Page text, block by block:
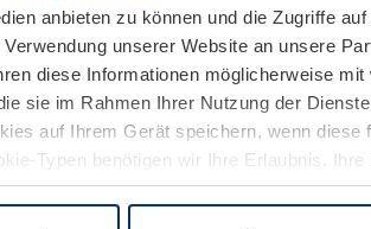
anbieten zu können und die Zugriffe
unserer Website an unsere
diese Informationen möglicherweise
sie im Rahmen Ihrer Nutzung der
auf Ihrem Gerät speichern, wenn
Typen benötigen wir Ihre Erlaubnis.
unserer Website